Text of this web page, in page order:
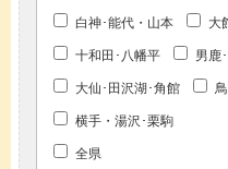
白神･能代・山本 大
十和田･八幡平 男鹿
大仙･田沢湖･角館
横手・湯沢･栗駒
全県